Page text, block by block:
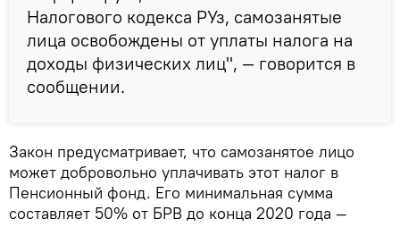
Налогового кодекса РУз, самозанятые
лица освобождены от уплаты налога на
доходы физических лиц", — говорится в
сообщении.
Закон предусматривает, что самозанятое лицо
может добровольно уплачивать этот налог в
Пенсионный фонд. Его минимальная сумма
составляет 50% от БРВ до конца 2020 года —